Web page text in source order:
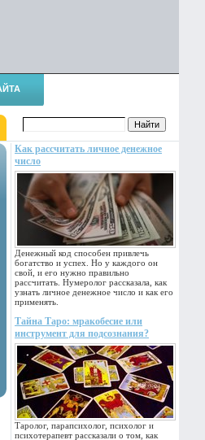
Как рассчитать личное денежное
число
Денежный код способен привлечь
богатство и успех. Но у каждого он
свой, и его нужно правильно
рассчитать. Нумеролог рассказала, как
узнать личное денежное число и как его
применять.
Тайна Таро: мракобесие или
инструмент для подсознания?
Таролог, парапсихолог, психолог и
психотерапевт рассказали о том, как